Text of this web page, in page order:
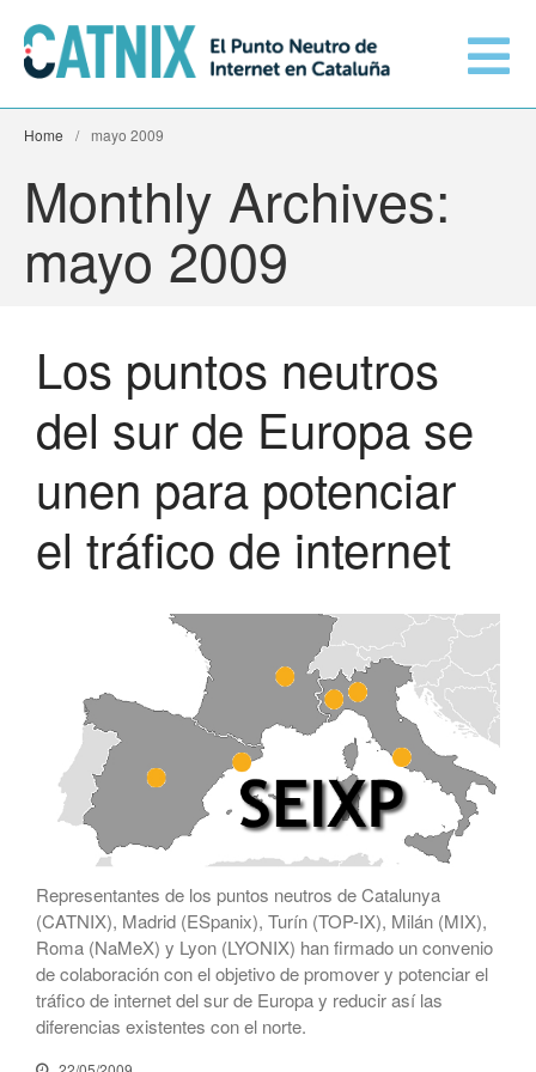
Servicios
Información técnica
El CATNIX
Orange amplía su conexión al
CATNIX
Guifi.net consolida su
conectividad al CATNIX con la
migración a Templus
Netcloudify se conecta al
CATNIX
hacia la automatización de
redes, del BGP a la inteligencia
artificial
El CATNIX renueva el servidor
raíz J de DNS
abril 2026
febrero 2026
diciembre 2025
noviembre 2025
Home / mayo 2009
Monthly Archives:
mayo 2009
Los puntos neutros
del sur de Europa se
unen para potenciar
el tráfico de internet
Representantes de los puntos neutros de Catalunya
(CATNIX), Madrid (ESpanix), Turín (TOP-IX), Milán (MIX),
Roma (NaMeX) y Lyon (LYONIX) han firmado un convenio
de colaboración con el objetivo de promover y potenciar el
tráfico de internet del sur de Europa y reducir así las
diferencias existentes con el norte.